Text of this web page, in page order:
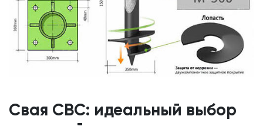
Свая СВС: идеальный выбор